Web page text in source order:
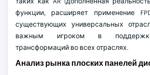
функции, расширяет применение
существующих универсальных
важным игроком в
трансформаций во всех отраслях.
Анализ рынка плоских панелей